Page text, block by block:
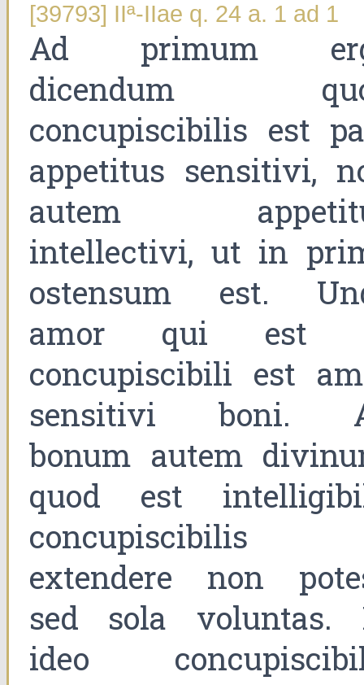
[39793] IIª-IIae q. 24 a. 1 ad 1
Ad primum
dicendum
concupiscibilis est
appetitus sensitivi,
autem
intellectivi, ut in
ostensum est.
amor qui est
concupiscibili est
sensitivi boni.
bonum autem
quod est
concupiscibilis
extendere non
sed sola voluntas.
ideo